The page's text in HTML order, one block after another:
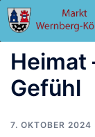
Zum
Inhalt
springen
Heimat
Gefühl
7. OKTOBER 2024